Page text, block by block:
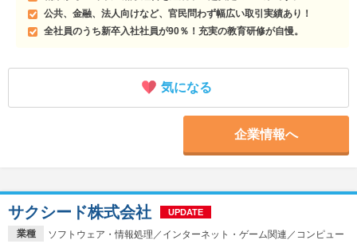
公共、金融、法人向けなど、官民問わず幅広い取引実績あり！
全社員のうち新卒入社社員が90％！充実の教育研修が自慢。
気になる
企業情報へ
業種
ソフトウェア・情報処理／インターネット・ゲーム関連／コンピュー
サクシード株式会社 UPDATE